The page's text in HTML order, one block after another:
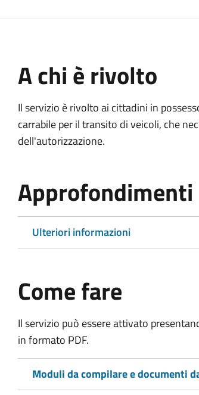
A chi è rivolto
Il servizio è rivolto ai cittadini in
carrabile per il transito di veicoli, che
dell'autorizzazione.
Approfondimenti
Ulteriori informazioni
Come fare
Il servizio può essere attivato
in formato PDF.
Moduli da compilare e documenti